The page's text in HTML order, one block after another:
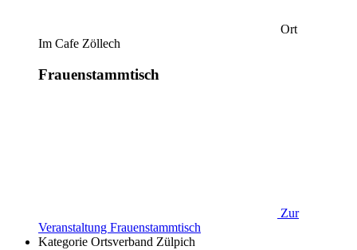
Ort
Im Cafe Zöllech
Frauenstammtisch
Zur
Veranstaltung Frauenstammtisch
Kategorie Ortsverband Zülpich